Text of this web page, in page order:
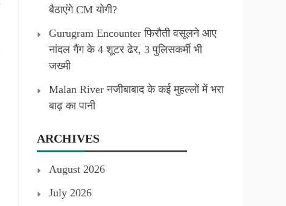
बैठाएंगे CM योगी?
Gurugram Encounter फिरौती वसूलने आए
नांदल गैंग के 4 शूटर ढेर, 3 पुलिसकर्मी भी
जख्मी
Malan River नजीबाबाद के कई मुहल्लों में भरा
बाढ़ का पानी
ARCHIVES
August 2026
July 2026